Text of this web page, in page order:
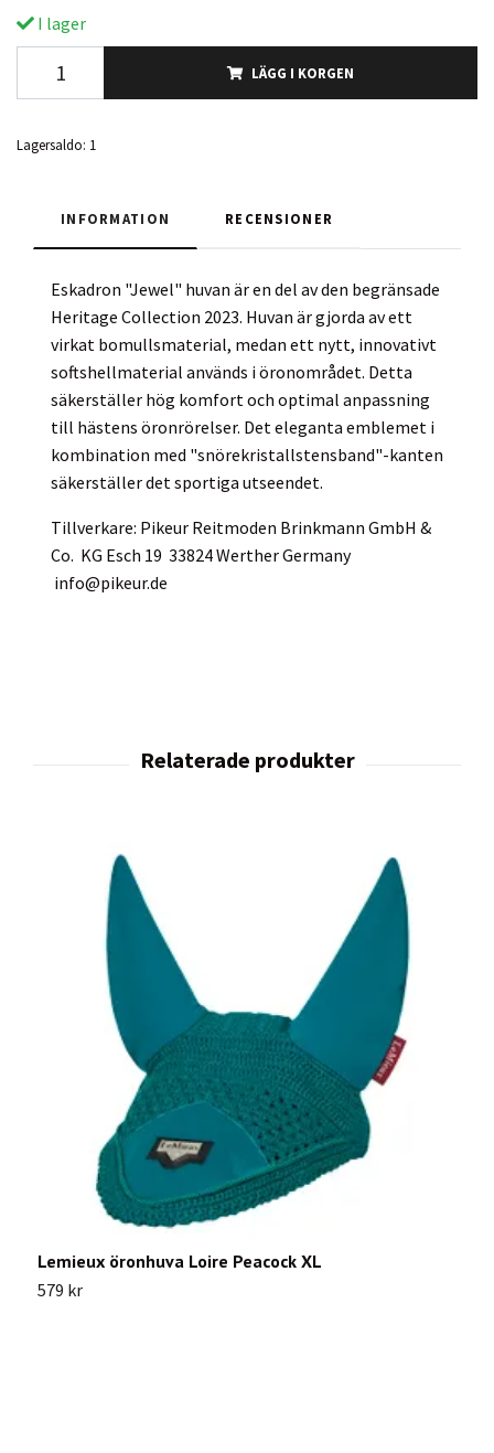
I lager
LÄGG I KORGEN
Lagersaldo: 1
INFORMATION RECENSIONER
Eskadron "Jewel" huvan är en del av den begränsade
Heritage Collection 2023. Huvan är gjorda av ett
virkat bomullsmaterial, medan ett nytt, innovativt
softshellmaterial används i öronområdet. Detta
säkerställer hög komfort och optimal anpassning
till hästens öronrörelser. Det eleganta emblemet i
kombination med "snörekristallstensband"-kanten
säkerställer det sportiga utseendet.
Tillverkare: Pikeur Reitmoden Brinkmann GmbH &
Co. KG Esch 19 33824 Werther Germany
info@pikeur.de
Lemieux öronhuva Loire Peacock XL
579 kr